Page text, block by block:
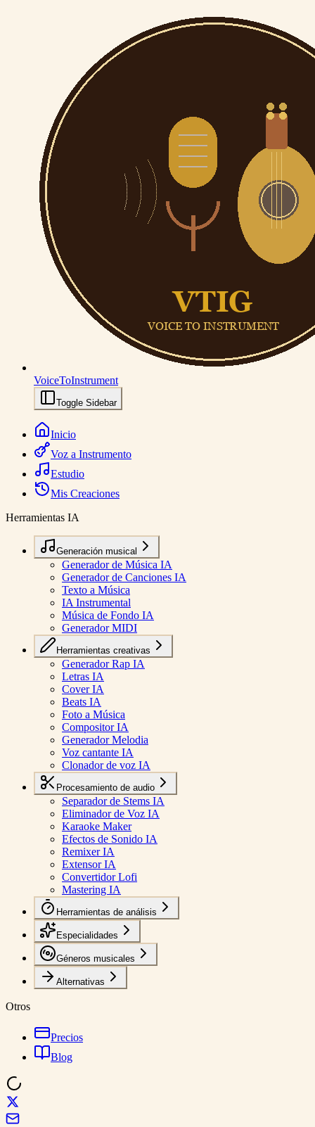
VoiceToInstrument
Toggle Sidebar
Inicio
Voz a Instrumento
Estudio
Mis Creaciones
Herramientas IA
Generación musical
Generador de Música IA
Generador de Canciones IA
Texto a Música
IA Instrumental
Música de Fondo IA
Generador MIDI
Herramientas creativas
Generador Rap IA
Letras IA
Cover IA
Beats IA
Foto a Música
Compositor IA
Generador Melodia
Voz cantante IA
Clonador de voz IA
Procesamiento de audio
Separador de Stems IA
Eliminador de Voz IA
Karaoke Maker
Efectos de Sonido IA
Remixer IA
Extensor IA
Convertidor Lofi
Mastering IA
Herramientas de análisis
Especialidades
Géneros musicales
Alternativas
Otros
Precios
Blog